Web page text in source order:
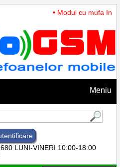
• Modul cu mufa
Meniu
LUNI-VINERI 10:00-18:00